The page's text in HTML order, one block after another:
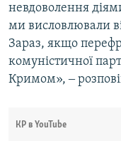
невдоволення
ми висловлювали
Зараз, якщо
комуністичної
Кримом», ‒
КР в YouTube